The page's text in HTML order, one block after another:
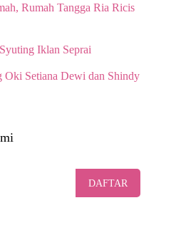
Rumah Tangga Ria Ricis
Iklan Seprai
Oki Setiana Dewi dan Shindy
DAFTAR